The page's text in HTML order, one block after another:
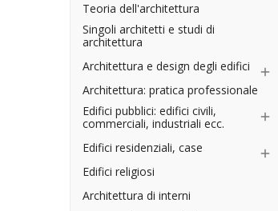
Teoria dell'architettura
Singoli architetti e studi di
architettura
Architettura e design degli edifici

Architettura: pratica professionale
Edifici pubblici: edifici civili,
commerciali, industriali ecc.

Edifici residenziali, case 
Edifici religiosi
Architettura di interni